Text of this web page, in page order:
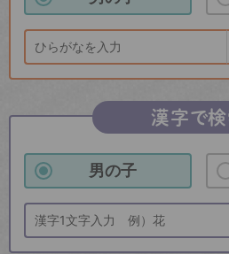
漢字で
男の子